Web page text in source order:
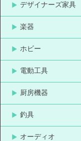
デザイナーズ家具
楽器
ホビー
電動工具
厨房機器
釣具
オーディオ